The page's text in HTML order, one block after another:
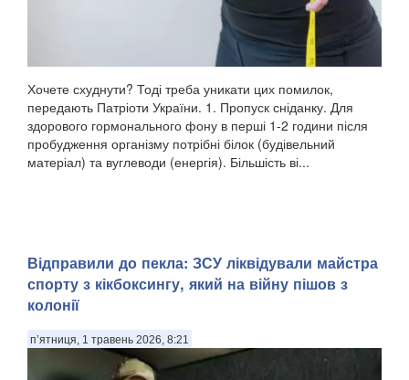
Хочете схуднути? Тоді треба уникати цих помилок,
передають Патріоти України. 1. Пропуск сніданку. Для
здорового гормонального фону в перші 1-2 години після
пробудження організму потрібні білок (будівельний
матеріал) та вуглеводи (енергія). Більшість ві...
Відправили до пекла: ЗСУ ліквідували майстра
спорту з кікбоксингу, який на війну пішов з
колонії
п’ятниця, 1 травень 2026, 8:21